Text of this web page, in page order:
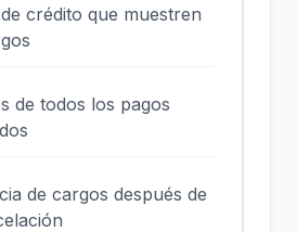
crédito que muestren
de todos los pagos
de cargos después de